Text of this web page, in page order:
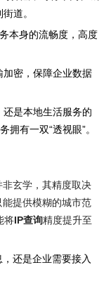
道。
本身的流畅度，高度
密，保障企业数据
是本地生活服务的
有一双“透视眼”。
非玄学，其精度取决
能提供模糊的城市范
将IP查询精度提升至
还是企业需要接入